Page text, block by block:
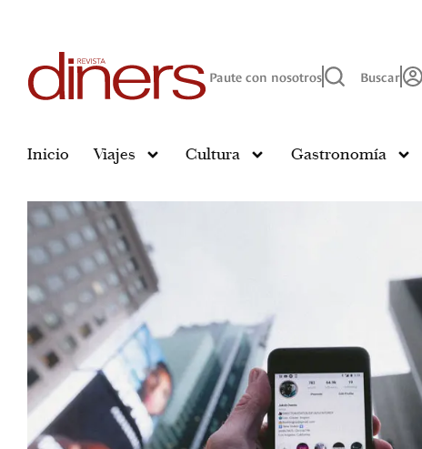
Paute con nosotros Buscar
Inicio Viajes Cultura Gastronomía